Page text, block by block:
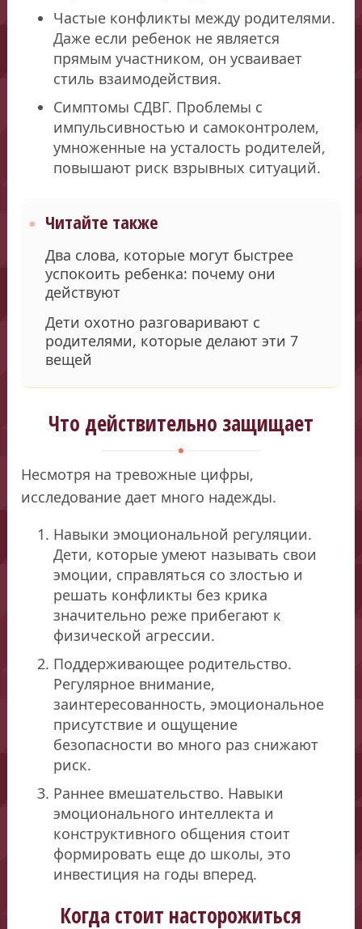
Частые конфликты между родителями.
Даже если ребенок не является
прямым участником, он усваивает
стиль взаимодействия.
Симптомы СДВГ. Проблемы с
импульсивностью и самоконтролем,
умноженные на усталость родителей,
повышают риск взрывных ситуаций.
Читайте также
Два слова, которые могут быстрее
успокоить ребенка: почему они
действуют
Дети охотно разговаривают с
родителями, которые делают эти 7
вещей
Что действительно защищает
Несмотря на тревожные цифры,
исследование дает много надежды.
Навыки эмоциональной регуляции.
Дети, которые умеют называть свои
эмоции, справляться со злостью и
решать конфликты без крика
значительно реже прибегают к
физической агрессии.
Поддерживающее родительство.
Регулярное внимание,
заинтересованность, эмоциональное
присутствие и ощущение
безопасности во много раз снижают
риск.
Раннее вмешательство. Навыки
эмоционального интеллекта и
конструктивного общения стоит
формировать еще до школы, это
инвестиция на годы вперед.
Когда стоит насторожиться